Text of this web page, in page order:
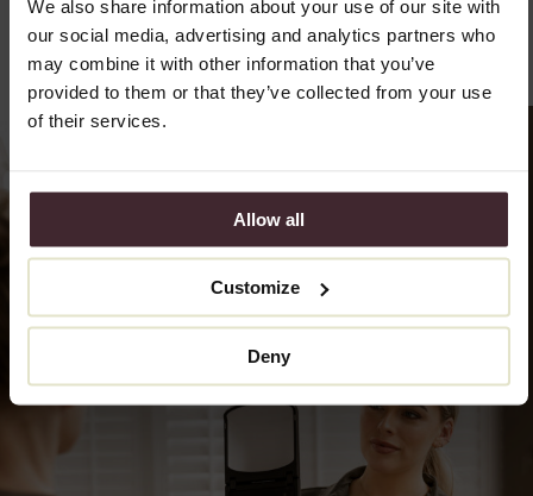
We also share information about your use of our site with
our social media, advertising and analytics partners who
may combine it with other information that you’ve
provided to them or that they’ve collected from your use
of their services.
Allow all
Customize
Deny